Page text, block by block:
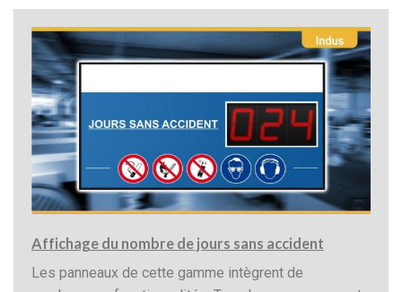
Affichage du nombre de jours sans accident
Les panneaux de cette gamme intègrent de